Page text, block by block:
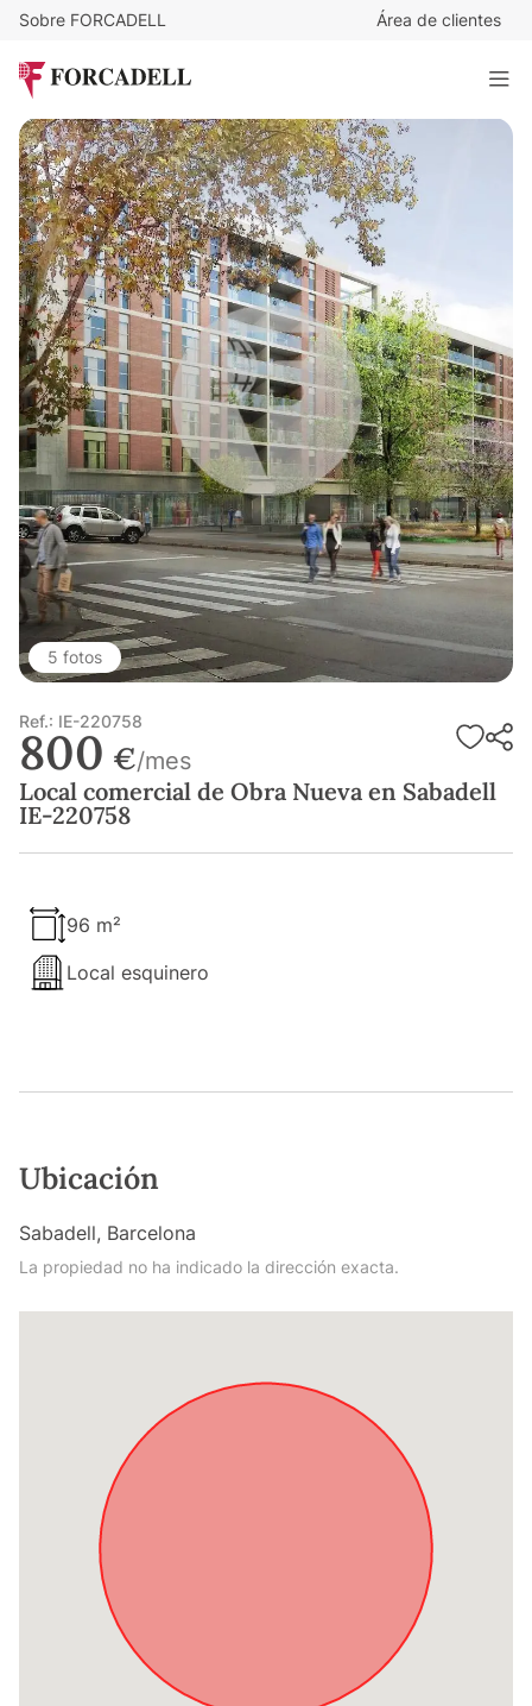
Sobre FORCADELL Área de clientes
Local comercial de Obra Nueva en Sabadell IE-220758
96 m²
5 fotos
Ref.: IE-220758
800 €/mes
Local comercial de Obra Nueva en Sabadell
IE-220758
96 m²
Local esquinero
Ubicación
Sabadell, Barcelona
La propiedad no ha indicado la dirección exacta.